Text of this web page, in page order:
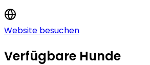
Website besuchen
Verfügbare Hunde